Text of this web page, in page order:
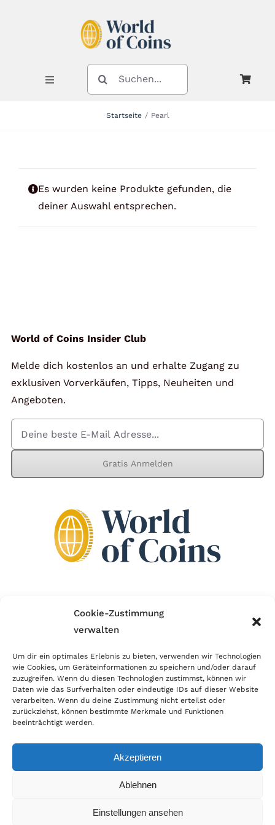
Cookie-Zustimmung
verwalten
Um dir ein optimales Erlebnis zu bieten, verwenden wir Technologien
wie Cookies, um Geräteinformationen zu speichern und/oder darauf
zuzugreifen. Wenn du diesen Technologien zustimmst, können wir
Daten wie das Surfverhalten oder eindeutige IDs auf dieser Website
verarbeiten. Wenn du deine Zustimmung nicht erteilst oder
zurückziehst, können bestimmte Merkmale und Funktionen
beeinträchtigt werden.
Akzeptieren
Ablehnen
Einstellungen ansehen
Toggle
Navigation
Kontakt
Mein Konto
Warenkorb
SUCHE
NACH:
Startseite Pearl
Es wurden keine Produkte gefunden, die
deiner Auswahl entsprechen.
World of Coins Insider Club
Melde dich kostenlos an und erhalte Zugang zu
exklusiven Vorverkäufen, Tipps, Neuheiten und
Angeboten.
Gratis Anmelden
Wir sind Mitglied im Händlerbund!
erfolgreichen E-Commerce ein. Auch wir sind wie
viele Onlineshops im Netz Mitglied im Händlerbund
und unterstützen fairen Onlinehandel.
© Copyright 2026 | World of Coins |Impressum|Datenschutz|Cookie
|Zahlung & Versand